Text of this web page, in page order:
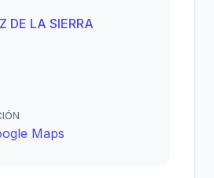
DE LA SIERRA
Maps